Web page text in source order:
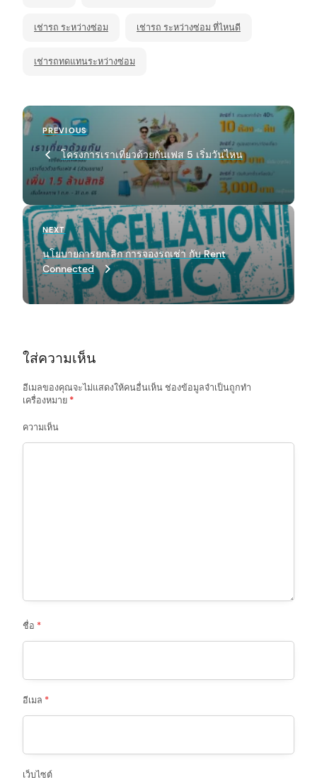
เช่ารถ ระหว่างซ่อม เช่ารถ ระหว่างซ่อม ที่ไหนดี
เช่ารถทดแทนระหว่างซ่อม
P
o
s
t
n
a
v
g
o
n
Previous
Post
PREVIOUS
โครงการเราเที่ยวด้วยกันเฟส 5 เริ่มวันไหน
Next
Post
NEXT
นโยบายการยกเลิก การจองรถเช่า กับ Rent
Connected
ใส่ความเห็น
อีเมลของคุณจะไม่แสดงให้คนอื่นเห็นช่องข้อมูลจำเป็นถูกทำ
เครื่องหมาย *
ความเห็น
ชื่อ *
อีเมล *
เว็บไซต์